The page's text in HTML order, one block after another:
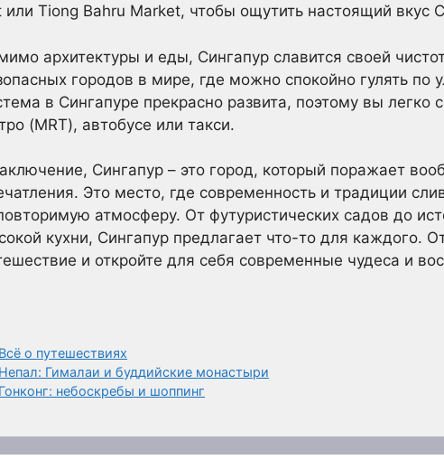
или Tiong Bahru Market, чтобы ощутить настоящий вкус
архитектуры и еды, Сингапур славится своей
городов в мире, где можно спокойно гулять по
в Сингапуре прекрасно развита, поэтому вы
(MRT), автобусе или такси.
Сингапур – это город, который поражает
Это место, где современность и традиции
атмосферу. От футуристических садов до
кухни, Сингапур предлагает что-то для каждого.
и откройте для себя современные чудеса и
Рубрики
Всё о путешествиях
Непал: Гималаи и буддийские монастыри
Гонконг: небоскребы и шоппинг